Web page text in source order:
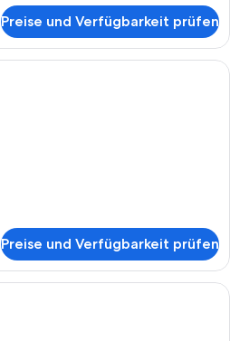
Preise und Verfügbarkeit prüfen
Ein Hotelzimmer mit zwei Betten,
Preise und Verfügbarkeit prüfen
Familien-Suite | Daunenbettdecken,